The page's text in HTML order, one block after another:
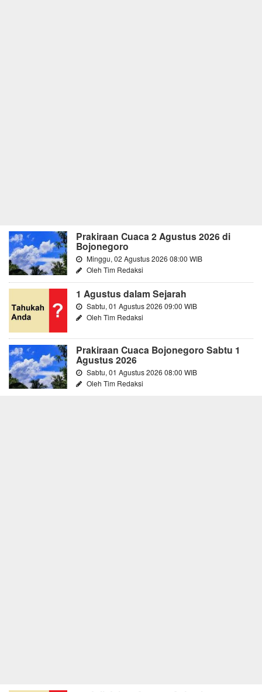
Prakiraan Cuaca 2 Agustus 2026 di
Bojonegoro
Minggu, 02 Agustus 2026 08:00 WIB
Oleh Tim Redaksi
1 Agustus dalam Sejarah
Sabtu, 01 Agustus 2026 09:00 WIB
Oleh Tim Redaksi
Prakiraan Cuaca Bojonegoro Sabtu 1
Agustus 2026
Sabtu, 01 Agustus 2026 08:00 WIB
Oleh Tim Redaksi